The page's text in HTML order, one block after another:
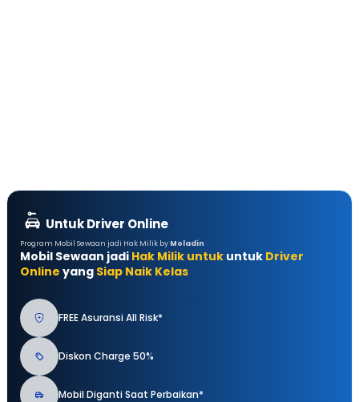
Untuk Driver Online
Program Mobil Sewaan jadi Hak Milik by Moladin
Mobil Sewaan jadi Hak Milik untuk untuk Driver
Online yang Siap Naik Kelas
FREE Asuransi All Risk*
Diskon Charge 50%
Mobil Diganti Saat Perbaikan*